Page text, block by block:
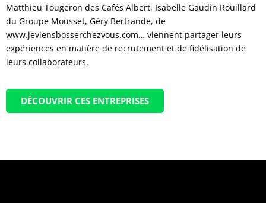
Matthieu Tougeron des Cafés Albert, Isabelle Gaudin Rouillard
du Groupe Mousset, Géry Bertrande, de
www.jeviensbosserchezvous.com… viennent partager leurs
expériences en matière de recrutement et de fidélisation de
leurs collaborateurs.
DÉCOUVRIR CES ENTREPRISES